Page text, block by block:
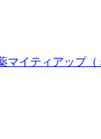
マイティアップ（